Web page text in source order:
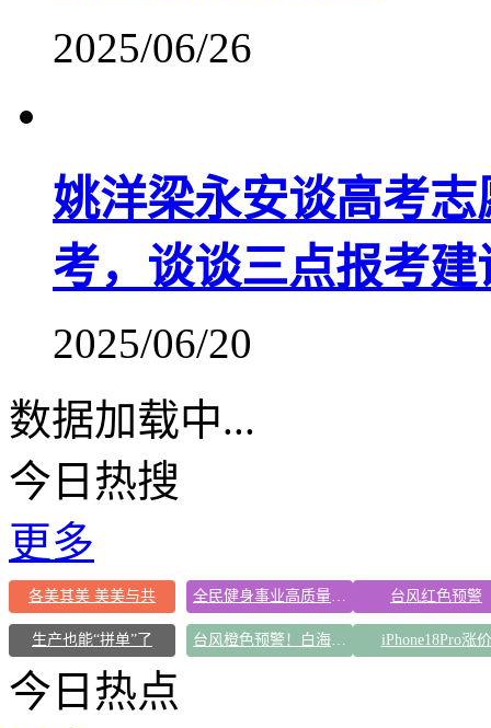
2025/06/26
姚洋梁永安谈高考
考，谈谈三点报考建
2025/06/20
数据加载中...
今日热搜
更多
各美其美 美美与共 全民健身事业高质量发展 台风红色预警
生产也能“拼单”了 台风橙色预警！白海豚逼近浙闽沿海 iPhone18Pro涨价
今日热点